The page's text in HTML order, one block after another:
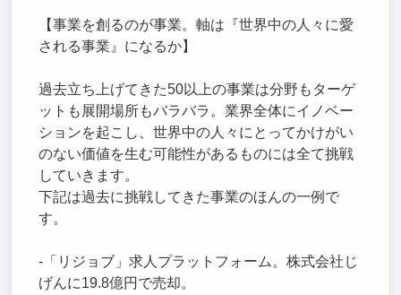
【事業を創るのが事業。軸は『世界中の人々に愛
される事業』になるか】
過去立ち上げてきた50以上の事業は分野もターゲ
ットも展開場所もバラバラ。業界全体にイノベー
ションを起こし、世界中の人々にとってかけがい
のない価値を生む可能性があるものには全て挑戦
していきます。
下記は過去に挑戦してきた事業のほんの一例で
す。
-「リジョブ」求人プラットフォーム。株式会社じ
げんに19.8億円で売却。